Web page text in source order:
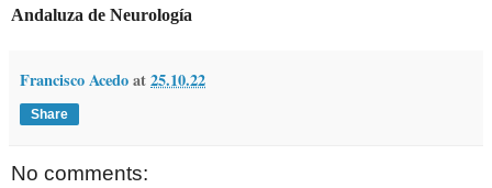
Andaluza de Neurología
Francisco Acedoat25.10.22
Share
No comments: